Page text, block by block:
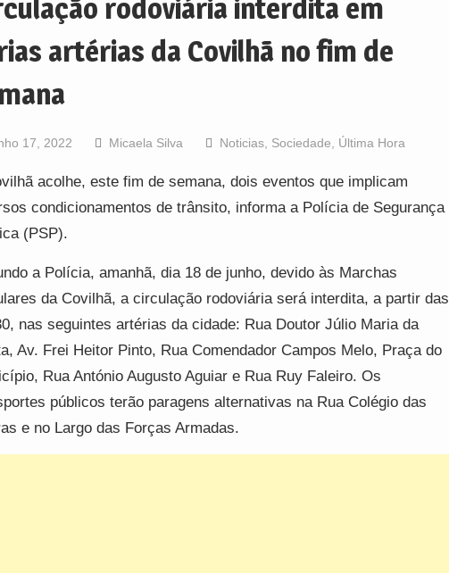
rodoviária interdita em
artérias da Covilhã no fim de
17, 2022 Micaela Silva Noticias, Sociedade, Última Hora
acolhe, este fim de semana, dois eventos que implicam
condicionamentos de trânsito, informa a Polícia de Segurança
(PSP).
a Polícia, amanhã, dia 18 de junho, devido às Marchas
da Covilhã, a circulação rodoviária será interdita, a partir das
nas seguintes artérias da cidade: Rua Doutor Júlio Maria da
Av. Frei Heitor Pinto, Rua Comendador Campos Melo, Praça do
Rua António Augusto Aguiar e Rua Ruy Faleiro. Os
públicos terão paragens alternativas na Rua Colégio das
e no Largo das Forças Armadas.